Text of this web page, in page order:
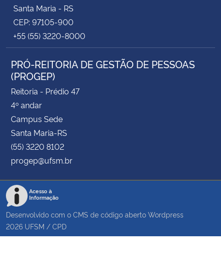
Santa Maria - RS
CEP: 97105-900
+55 (55) 3220-8000
PRÓ-REITORIA DE GESTÃO DE PESSOAS
(PROGEP)
Reitoria - Prédio 47
4º andar
Campus Sede
Santa Maria-RS
(55) 3220 8102
progep@ufsm.br
Acesso à
Informação
Desenvolvido com o CMS de código aberto Wordpress
2026 UFSM / CPD